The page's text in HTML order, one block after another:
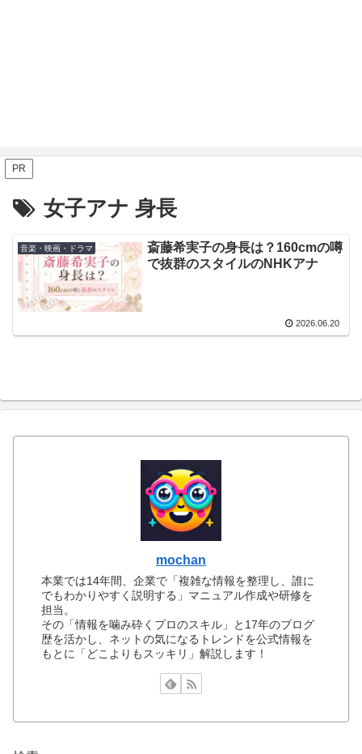
PR
女子アナ 身長
音楽・映画・ドラマ
斎藤希実子の身長は？160cmの噂
で抜群のスタイルのNHKアナ
2026.06.20
mochan
本業では14年間、企業で「複雑な情報を整理し、誰に
でもわかりやすく説明する」マニュアル作成や研修を
担当。
その「情報を噛み砕くプロのスキル」と17年のブログ
歴を活かし、ネットの気になるトレンドを公式情報を
もとに「どこよりもスッキリ」解説します！